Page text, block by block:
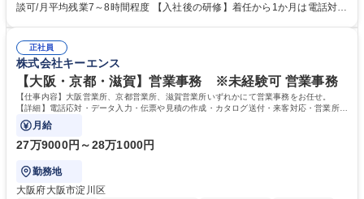
って対応、情報提供するとともにグループ内活動に反映しています。 【具
平均100件前後■メール・手紙：同上40件前後 募集職種 中野本社【お客様
相談室】お客様のお声をもとにより良い商品づくりへ貢献
談可/月平均残業7～8時間程度 【入社後の研修】着任から1か月は電話対応
すのでご安心ください。 【当社について】キリングループの広報機能を担
う会社として、お客様との出会いを大切にし、磨き上げたホスピタリティ
を込めてコミュニケーションをとりながら広報関連業務を行っておりま
す。 学歴・資格 学歴：大学院 大学 高専 短大 専修学校 高校 語学力： 資
格：
正社員
株式会社キーエンス
【大阪・京都・滋賀】営業事務 ※未経験可 営業事務
【仕事内容】大阪営業所、京都営業所、滋賀営業所いずれかにて営業事務をお任せ。
【詳細】電話応対・データ入力・伝票や見積の作成・カタログ送付・来客対応・営業所内
で発生する事務業務や業務改善をお任せ。
月給
27万9000円～28万1000円
勤務地
大阪府大阪市淀川区